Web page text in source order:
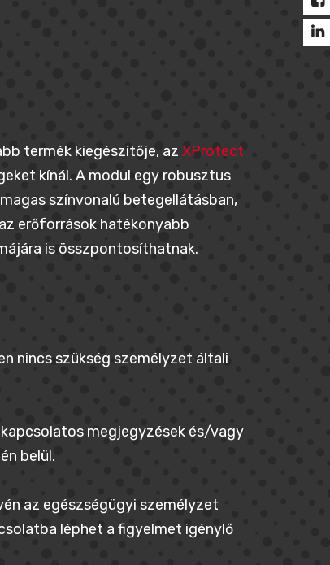
termék kiegészítője, az XProtect
kínál. A modul egy robusztus
színvonalú betegellátásban,
erőforrások hatékonyabb
is összpontosíthatnak.
nincs szükség személyzet általi
megjegyzések és/vagy
belül.
az egészségügyi személyzet
léphet a figyelmet igénylő